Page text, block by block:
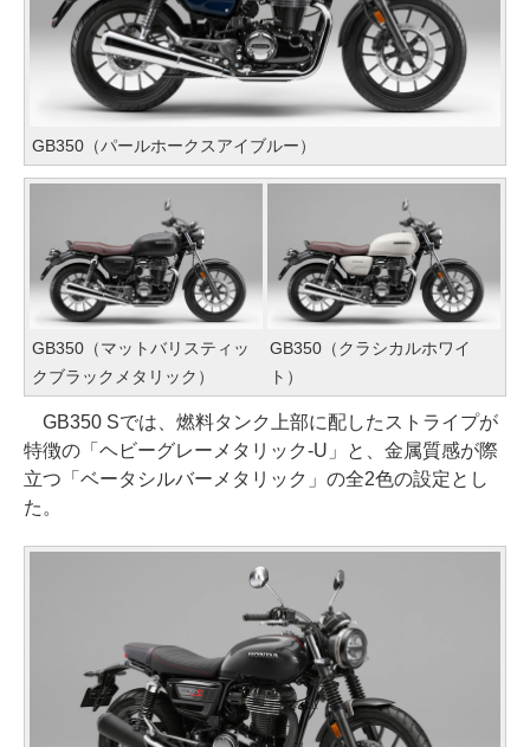
GB350（パールホークスアイブルー）
GB350（マットバリスティッ
クブラックメタリック）
GB350（クラシカルホワイ
ト）
GB350 Sでは、燃料タンク上部に配したストライプが
特徴の「ヘビーグレーメタリック-U」と、金属質感が際
立つ「ベータシルバーメタリック」の全2色の設定とし
た。